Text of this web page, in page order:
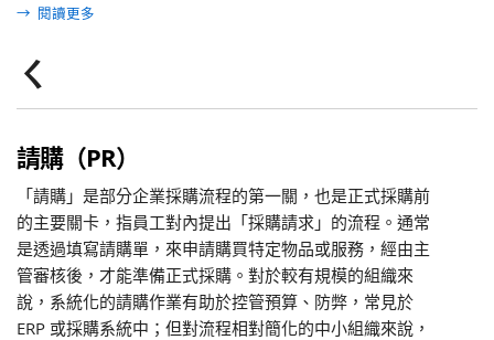
→ 閱讀更多
ㄑ
請購（PR）
「請購」是部分企業採購流程的第一關，也是正式採購前
的主要關卡，指員工對內提出「採購請求」的流程。通常
是透過填寫請購單，來申請購買特定物品或服務，經由主
管審核後，才能準備正式採購。對於較有規模的組織來
說，系統化的請購作業有助於控管預算、防弊，常見於
ERP 或採購系統中；但對流程相對簡化的中小組織來說，